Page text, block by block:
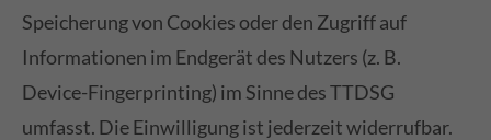
Speicherung von Cookies oder den Zugriff auf
Informationen im Endgerät des Nutzers (z. B.
Device-Fingerprinting) im Sinne des TTDSG
umfasst. Die Einwilligung ist jederzeit widerrufbar.